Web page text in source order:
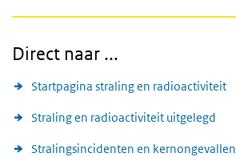
Direct naar ...
Startpagina straling en radioactiviteit
Straling en radioactiviteit uitgelegd
Stralingsincidenten en kernongevallen